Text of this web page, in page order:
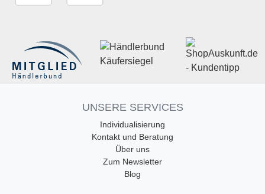
UNSERE SERVICES
Individualisierung
Kontakt und Beratung
Über uns
Zum Newsletter
Blog